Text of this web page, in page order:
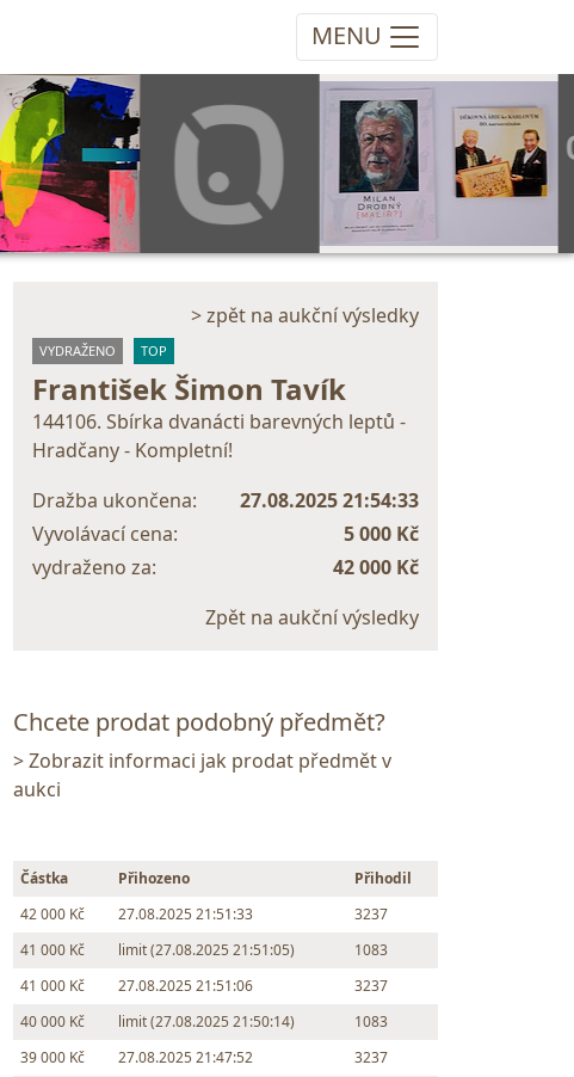
MENU
> zpět na aukční výsledky
VYDRAŽENO TOP
František Šimon Tavík
144106. Sbírka dvanácti barevných leptů -
Hradčany - Kompletní!
Dražba ukončena:
27.08.2025 21:54:33
Vyvolávací cena:
5 000 Kč
vydraženo za:
42 000 Kč
Zpět na aukční výsledky
Chcete prodat podobný předmět?
> Zobrazit informaci jak prodat předmět v
aukci
Částka Přihozeno
Přihodil
42 000 Kč
27.08.2025 21:51:33
3237
41 000 Kč
limit (27.08.2025 21:51:05)
1083
41 000 Kč
27.08.2025 21:51:06
3237
40 000 Kč
limit (27.08.2025 21:50:14)
1083
39 000 Kč
27.08.2025 21:47:52
3237